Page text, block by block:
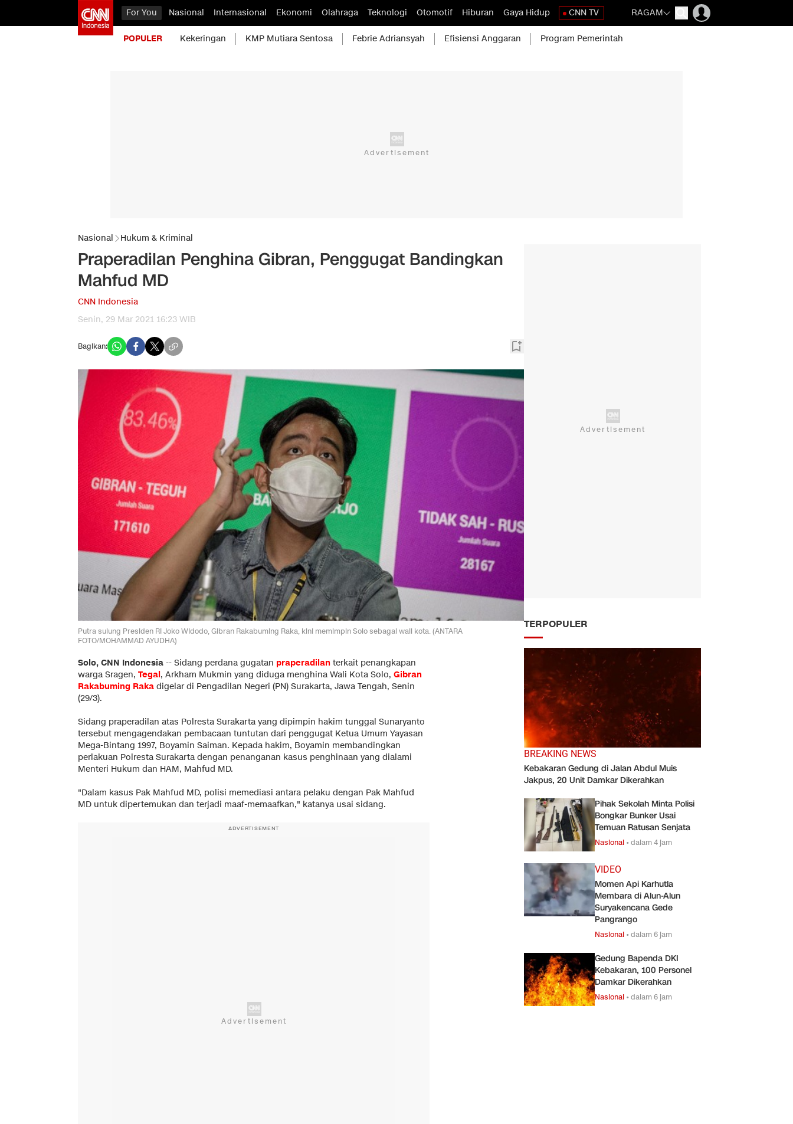
For You Nasional Internasional Ekonomi Olahraga Teknologi Otomotif Hiburan Gaya Hidup CNN TV RAGAM
POPULER Kekeringan KMP Mutiara Sentosa Febrie Adriansyah Efisiensi Anggaran Program Pemerintah
Nasional Hukum & Kriminal
Praperadilan Penghina Gibran, Penggugat Bandingkan
Mahfud MD
CNN Indonesia
Senin, 29 Mar 2021 16:23 WIB
Bagikan:
Putra sulung Presiden RI Joko WIdodo, Gibran Rakabuming Raka, kini memimpin Solo sebagai wali kota. (ANTARA
FOTO/MOHAMMAD AYUDHA)
Solo, CNN Indonesia -- Sidang perdana gugatan praperadilan terkait penangkapan
warga Sragen, Tegal, Arkham Mukmin yang diduga menghina Wali Kota Solo, Gibran
Rakabuming Raka digelar di Pengadilan Negeri (PN) Surakarta, Jawa Tengah, Senin
(29/3).
Sidang praperadilan atas Polresta Surakarta yang dipimpin hakim tunggal Sunaryanto
tersebut mengagendakan pembacaan tuntutan dari penggugat Ketua Umum Yayasan
Mega-Bintang 1997, Boyamin Saiman. Kepada hakim, Boyamin membandingkan
perlakuan Polresta Surakarta dengan penanganan kasus penghinaan yang dialami
Menteri Hukum dan HAM, Mahfud MD.
"Dalam kasus Pak Mahfud MD, polisi memediasi antara pelaku dengan Pak Mahfud
MD untuk dipertemukan dan terjadi maaf-memaafkan," katanya usai sidang.
ADVERTISEMENT
TERPOPULER
BREAKING NEWS
Kebakaran Gedung di Jalan Abdul Muis
Jakpus, 20 Unit Damkar Dikerahkan
Pihak Sekolah Minta Polisi
Bongkar Bunker Usai
Temuan Ratusan Senjata
Nasional •dalam 4 jam
VIDEO
Momen Api Karhutla
Membara di Alun-Alun
Suryakencana Gede
Pangrango
Nasional •dalam 6 jam
Gedung Bapenda DKI
Kebakaran, 100 Personel
Damkar Dikerahkan
Nasional •dalam 6 jam